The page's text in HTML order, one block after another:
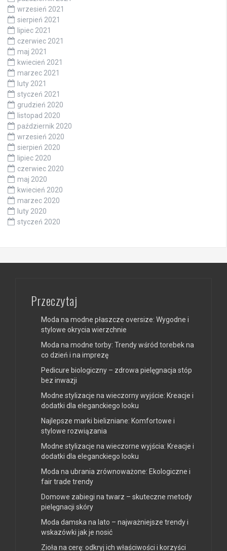
wrzesień 2021
sierpień 2021
lipiec 2021
czerwiec 2021
maj 2021
kwiecień 2021
marzec 2021
luty 2021
styczeń 2021
grudzień 2020
listopad 2020
październik 2020
wrzesień 2020
sierpień 2020
lipiec 2020
czerwiec 2020
maj 2020
kwiecień 2020
marzec 2020
luty 2020
styczeń 2020
Przeczytaj
Moda na modne płaszcze oversize: Wygodne i
stylowe okrycia wierzchnie
Moda na modne torby: Trendy wśród torebek na
co dzień i na imprezę
Pedicure biologiczny – zdrowa pielęgnacja stóp
bez inwazji
Modne stylizacje na wieczorny wyjście: Kreacje i
dodatki dla eleganckiego looku
Najlepsze marki bielizniane: Komfortowe i
stylowe rozwiązania
Modne stylizacje na wieczorne wyjścia: Kreacje i
dodatki dla eleganckiego looku
Moda na ubrania zrównoważone: Ekologiczne i
fair trade trendy
Domowe zabiegi na twarz – skuteczne metody
pielęgnacji skóry
Moda damska na lato – najważniejsze trendy i
wskazówki jak je nosić
Zioła na cerę: odkryj ich właściwości i korzyści